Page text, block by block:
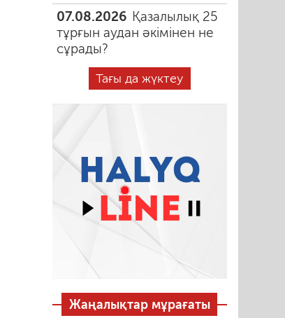
07.08.2026 Қазалылық 25
тұрғын аудан әкімінен не
сұрады?
Тағы да жүктеу
Жаңалықтар мұрағаты